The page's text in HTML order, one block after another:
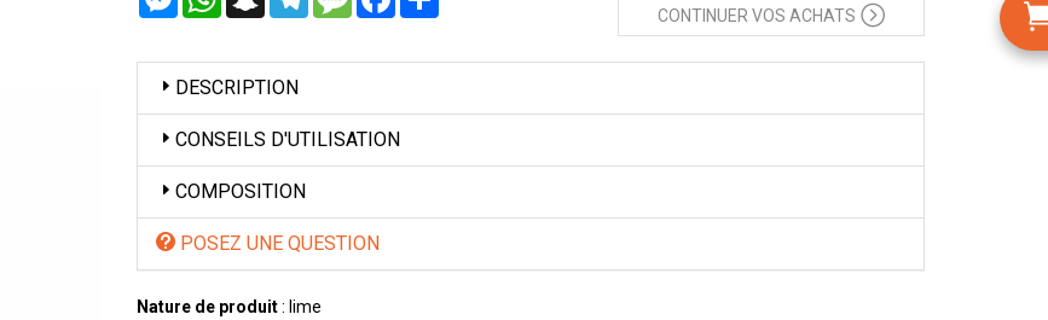
CONTINUER VOS ACHATS
DESCRIPTION
CONSEILS D'UTILISATION
COMPOSITION
POSEZ UNE QUESTION
Nature de produit: lime